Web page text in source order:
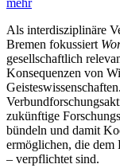
mehr
Als interdisziplinäre
Bremen fokussiert
gesellschaftlich
Konsequenzen von
zukünftige
bündeln und damit
ermöglichen, die dem
– verpflichtet sind.